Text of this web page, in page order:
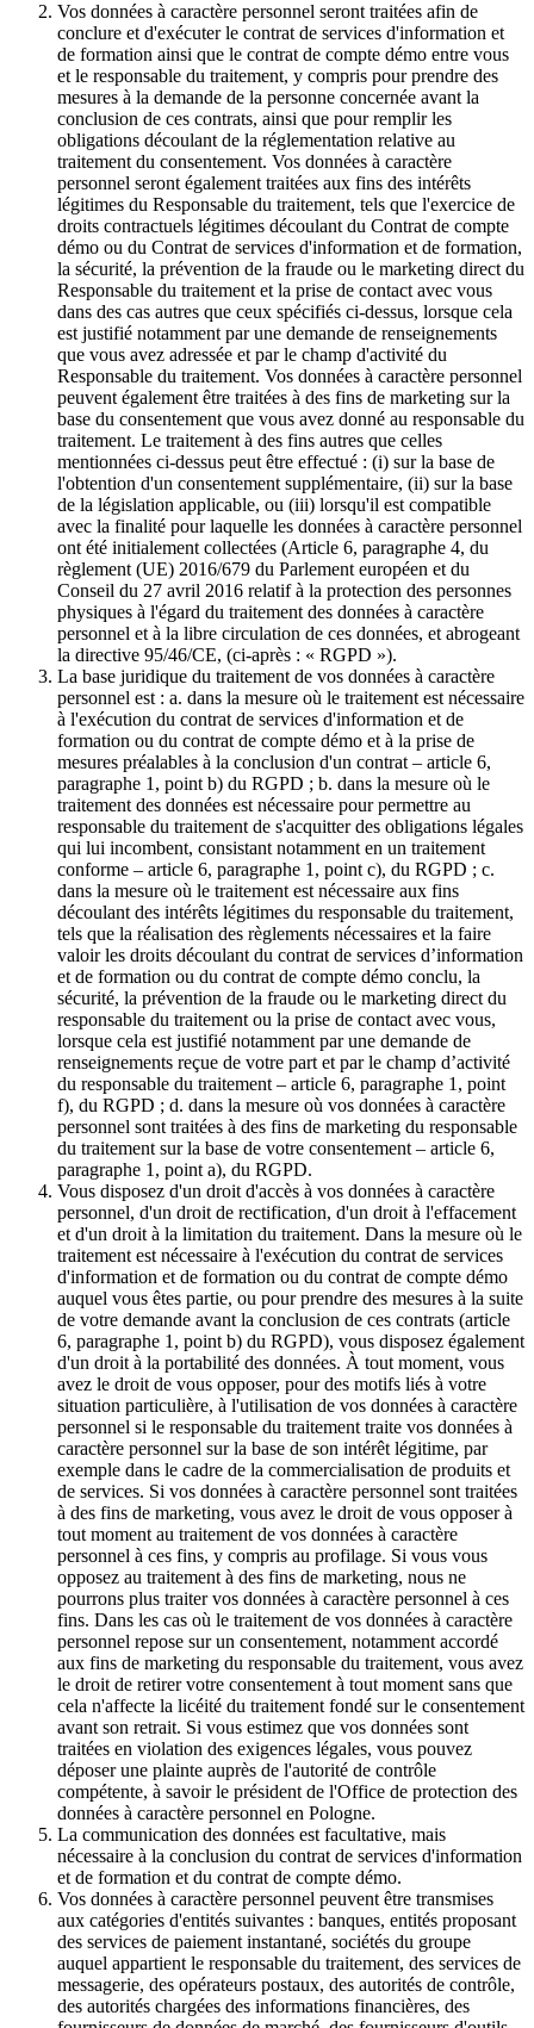
Vos données à caractère personnel seront traitées afin de
conclure et d'exécuter le contrat de services d'information et
de formation ainsi que le contrat de compte démo entre vous
et le responsable du traitement, y compris pour prendre des
mesures à la demande de la personne concernée avant la
conclusion de ces contrats, ainsi que pour remplir les
obligations découlant de la réglementation relative au
traitement du consentement. Vos données à caractère
personnel seront également traitées aux fins des intérêts
légitimes du Responsable du traitement, tels que l'exercice de
droits contractuels légitimes découlant du Contrat de compte
démo ou du Contrat de services d'information et de formation,
la sécurité, la prévention de la fraude ou le marketing direct du
Responsable du traitement et la prise de contact avec vous
dans des cas autres que ceux spécifiés ci-dessus, lorsque cela
est justifié notamment par une demande de renseignements
que vous avez adressée et par le champ d'activité du
Responsable du traitement. Vos données à caractère personnel
peuvent également être traitées à des fins de marketing sur la
base du consentement que vous avez donné au responsable du
traitement. Le traitement à des fins autres que celles
mentionnées ci-dessus peut être effectué : (i) sur la base de
l'obtention d'un consentement supplémentaire, (ii) sur la base
de la législation applicable, ou (iii) lorsqu'il est compatible
avec la finalité pour laquelle les données à caractère personnel
ont été initialement collectées (Article 6, paragraphe 4, du
règlement (UE) 2016/679 du Parlement européen et du
Conseil du 27 avril 2016 relatif à la protection des personnes
physiques à l'égard du traitement des données à caractère
personnel et à la libre circulation de ces données, et abrogeant
la directive 95/46/CE, (ci-après : « RGPD »).
La base juridique du traitement de vos données à caractère
personnel est : a. dans la mesure où le traitement est nécessaire
à l'exécution du contrat de services d'information et de
formation ou du contrat de compte démo et à la prise de
mesures préalables à la conclusion d'un contrat – article 6,
paragraphe 1, point b) du RGPD ; b. dans la mesure où le
traitement des données est nécessaire pour permettre au
responsable du traitement de s'acquitter des obligations légales
qui lui incombent, consistant notamment en un traitement
conforme – article 6, paragraphe 1, point c), du RGPD ; c.
dans la mesure où le traitement est nécessaire aux fins
découlant des intérêts légitimes du responsable du traitement,
tels que la réalisation des règlements nécessaires et la faire
valoir les droits découlant du contrat de services d’information
et de formation ou du contrat de compte démo conclu, la
sécurité, la prévention de la fraude ou le marketing direct du
responsable du traitement ou la prise de contact avec vous,
lorsque cela est justifié notamment par une demande de
renseignements reçue de votre part et par le champ d’activité
du responsable du traitement – article 6, paragraphe 1, point
f), du RGPD ; d. dans la mesure où vos données à caractère
personnel sont traitées à des fins de marketing du responsable
du traitement sur la base de votre consentement – article 6,
paragraphe 1, point a), du RGPD.
Vous disposez d'un droit d'accès à vos données à caractère
personnel, d'un droit de rectification, d'un droit à l'effacement
et d'un droit à la limitation du traitement. Dans la mesure où le
traitement est nécessaire à l'exécution du contrat de services
d'information et de formation ou du contrat de compte démo
auquel vous êtes partie, ou pour prendre des mesures à la suite
de votre demande avant la conclusion de ces contrats (article
6, paragraphe 1, point b) du RGPD), vous disposez également
d'un droit à la portabilité des données. À tout moment, vous
avez le droit de vous opposer, pour des motifs liés à votre
situation particulière, à l'utilisation de vos données à caractère
personnel si le responsable du traitement traite vos données à
caractère personnel sur la base de son intérêt légitime, par
exemple dans le cadre de la commercialisation de produits et
de services. Si vos données à caractère personnel sont traitées
à des fins de marketing, vous avez le droit de vous opposer à
tout moment au traitement de vos données à caractère
personnel à ces fins, y compris au profilage. Si vous vous
opposez au traitement à des fins de marketing, nous ne
pourrons plus traiter vos données à caractère personnel à ces
fins. Dans les cas où le traitement de vos données à caractère
personnel repose sur un consentement, notamment accordé
aux fins de marketing du responsable du traitement, vous avez
le droit de retirer votre consentement à tout moment sans que
cela n'affecte la licéité du traitement fondé sur le consentement
avant son retrait. Si vous estimez que vos données sont
traitées en violation des exigences légales, vous pouvez
déposer une plainte auprès de l'autorité de contrôle
compétente, à savoir le président de l'Office de protection des
données à caractère personnel en Pologne.
La communication des données est facultative, mais
nécessaire à la conclusion du contrat de services d'information
et de formation et du contrat de compte démo.
Vos données à caractère personnel peuvent être transmises
aux catégories d'entités suivantes : banques, entités proposant
des services de paiement instantané, sociétés du groupe
auquel appartient le responsable du traitement, des services de
messagerie, des opérateurs postaux, des autorités de contrôle,
des autorités chargées des informations financières, des